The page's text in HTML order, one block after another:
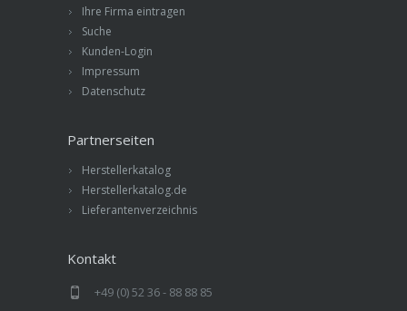
Ihre Firma eintragen
Suche
Kunden-Login
Impressum
Datenschutz
Partnerseiten
Herstellerkatalog
Herstellerkatalog.de
Lieferantenverzeichnis
Kontakt
+49 (0) 52 36 - 88 88 85